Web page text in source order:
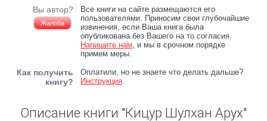
Вы автор?
Жалоба
Все книги на сайте размещаются его
пользователями. Приносим свои глубочайшие
извинения, если Ваша книга была
опубликована без Вашего на то согласия.
Напишите нам, и мы в срочном порядке
примем меры.
Как получить
книгу?
Оплатили, но не знаете что делать дальше?
Инструкция.
Описание книги "Кицур Шулхан Арух"